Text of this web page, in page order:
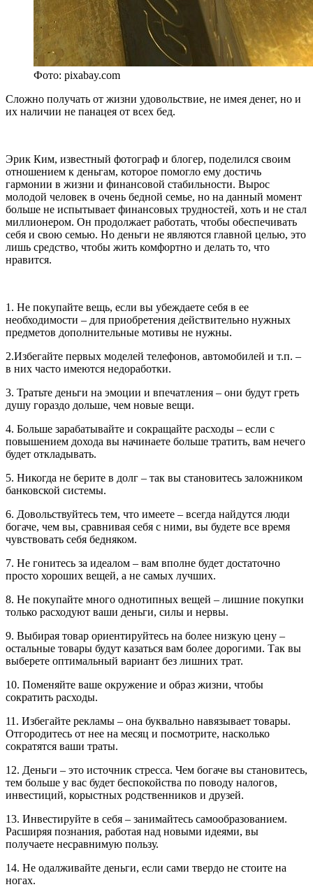
Фото: pixabay.com
Сложно получать от жизни удовольствие, не имея денег, но и
их наличии не панацея от всех бед.
Эрик Ким, известный фотограф и блогер, поделился своим
отношением к деньгам, которое помогло ему достичь
гармонии в жизни и финансовой стабильности. Вырос
молодой человек в очень бедной семье, но на данный момент
больше не испытывает финансовых трудностей, хоть и не стал
миллионером. Он продолжает работать, чтобы обеспечивать
себя и свою семью. Но деньги не являются главной целью, это
лишь средство, чтобы жить комфортно и делать то, что
нравится.
1. Не покупайте вещь, если вы убеждаете себя в ее
необходимости – для приобретения действительно нужных
предметов дополнительные мотивы не нужны.
2.Избегайте первых моделей телефонов, автомобилей и т.п. –
в них часто имеются недоработки.
3. Тратьте деньги на эмоции и впечатления – они будут греть
душу гораздо дольше, чем новые вещи.
4. Больше зарабатывайте и сокращайте расходы – если с
повышением дохода вы начинаете больше тратить, вам нечего
будет откладывать.
5. Никогда не берите в долг – так вы становитесь заложником
банковской системы.
6. Довольствуйтесь тем, что имеете – всегда найдутся люди
богаче, чем вы, сравнивая себя с ними, вы будете все время
чувствовать себя бедняком.
7. Не гонитесь за идеалом – вам вполне будет достаточно
просто хороших вещей, а не самых лучших.
8. Не покупайте много однотипных вещей – лишние покупки
только расходуют ваши деньги, силы и нервы.
9. Выбирая товар ориентируйтесь на более низкую цену –
остальные товары будут казаться вам более дорогими. Так вы
выберете оптимальный вариант без лишних трат.
10. Поменяйте ваше окружение и образ жизни, чтобы
сократить расходы.
11. Избегайте рекламы – она буквально навязывает товары.
Отгородитесь от нее на месяц и посмотрите, насколько
сократятся ваши траты.
12. Деньги – это источник стресса. Чем богаче вы становитесь,
тем больше у вас будет беспокойства по поводу налогов,
инвестиций, корыстных родственников и друзей.
13. Инвестируйте в себя – занимайтесь самообразованием.
Расширяя познания, работая над новыми идеями, вы
получаете несравнимую пользу.
14. Не одалживайте деньги, если сами твердо не стоите на
ногах.